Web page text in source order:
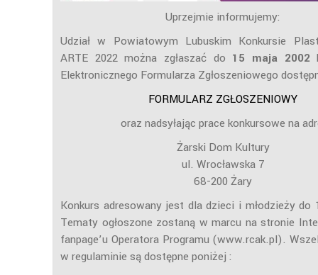
Uprzejmie informujemy:
Udział w Powiatowym Lubuskim Konkursie
ARTE 2022 można zgłaszać do 15 maja 2002
Elektronicznego Formularza Zgłoszeniowego
FORMULARZ ZGŁOSZENIOWY
oraz nadsyłając prace konkursowe na
Żarski Dom Kultury
ul. Wrocławska 7
68-200 Żary
Konkurs adresowany jest dla dzieci i młodzieży do
Tematy ogłoszone zostaną w marcu na stronie
fanpage’u Operatora Programu (www.rcak.pl).
w regulaminie są dostępne poniżej :